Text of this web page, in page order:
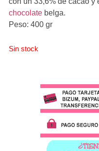
chocolatebelga.
Peso: 400 gr
Sin stock